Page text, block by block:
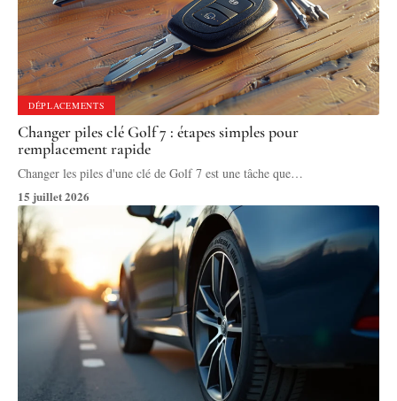
DÉPLACEMENTS
Changer piles clé Golf 7 : étapes simples pour
remplacement rapide
Changer les piles d'une clé de Golf 7 est une tâche que…
15 juillet 2026